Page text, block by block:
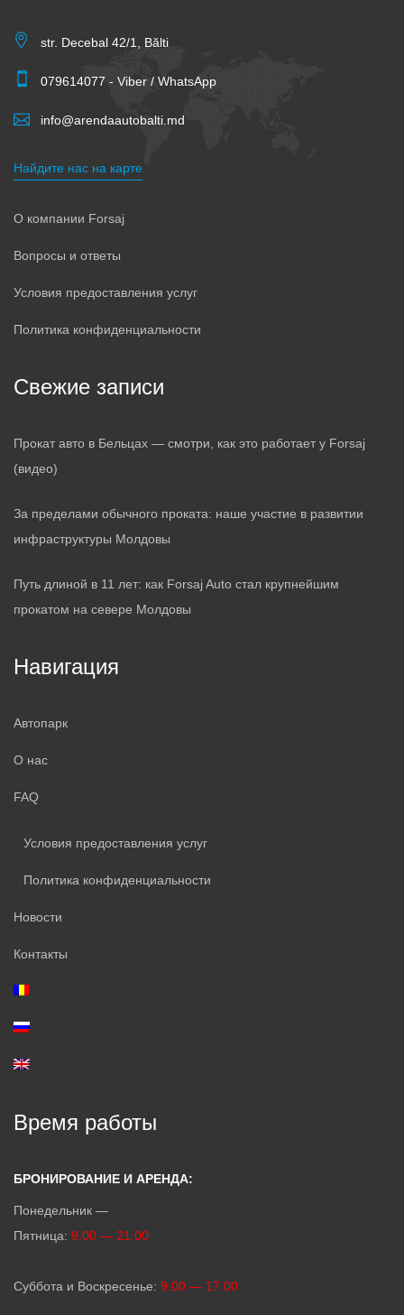
str. Decebal 42/1, Bălti
079614077 - Viber / WhatsApp
info@arendaautobalti.md
Найдите нас на карте
О компании Forsaj
Вопросы и ответы
Условия предоставления услуг
Политика конфиденциальности
Свежие записи
Прокат авто в Бельцах — смотри, как это работает у Forsaj
(видео)
За пределами обычного проката: наше участие в развитии
инфраструктуры Молдовы
Путь длиной в 11 лет: как Forsaj Auto стал крупнейшим
прокатом на севере Молдовы
Навигация
Автопарк
О нас
FAQ
Условия предоставления услуг
Политика конфиденциальности
Новости
Контакты
Время работы
БРОНИРОВАНИЕ И АРЕНДА:
Понедельник —
Пятница: 9.00 — 21.00
Суббота и Воскресенье: 9.00 — 17.00